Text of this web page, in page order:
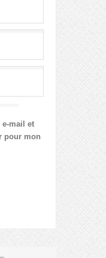
mail et
pour mon